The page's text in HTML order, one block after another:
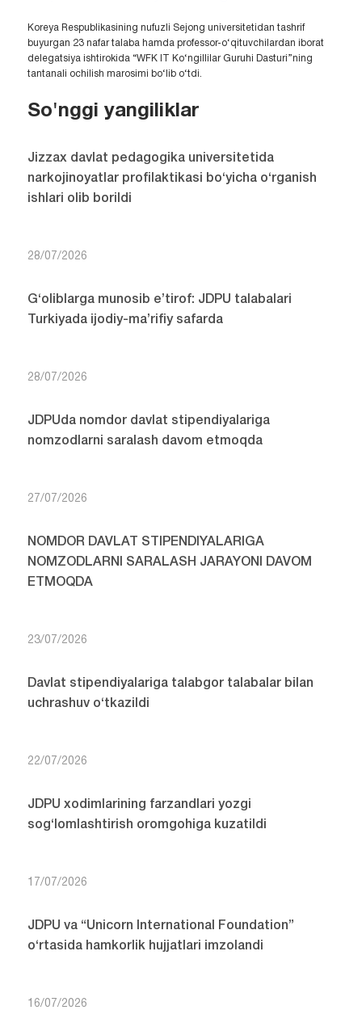
Koreya Respublikasining nufuzli Sejong universitetidan tashrif
buyurgan 23 nafar talaba hamda professor-o‘qituvchilardan iborat
delegatsiya ishtirokida “WFK IT Ko‘ngillilar Guruhi Dasturi”ning
tantanali ochilish marosimi bo‘lib o‘tdi.
So'nggi yangiliklar
Jizzax davlat pedagogika universitetida
narkojinoyatlar profilaktikasi bo‘yicha o‘rganish
ishlari olib borildi
28/07/2026
G‘oliblarga munosib e’tirof: JDPU talabalari
Turkiyada ijodiy-ma’rifiy safarda
28/07/2026
JDPUda nomdor davlat stipendiyalariga
nomzodlarni saralash davom etmoqda
27/07/2026
NOMDOR DAVLAT STIPENDIYALARIGA
NOMZODLARNI SARALASH JARAYONI DAVOM
ETMOQDA
23/07/2026
Davlat stipendiyalariga talabgor talabalar bilan
uchrashuv o‘tkazildi
22/07/2026
JDPU xodimlarining farzandlari yozgi
sog‘lomlashtirish oromgohiga kuzatildi
17/07/2026
JDPU va “Unicorn International Foundation”
o‘rtasida hamkorlik hujjatlari imzolandi
16/07/2026